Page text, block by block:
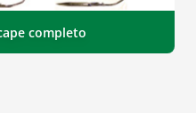
completo